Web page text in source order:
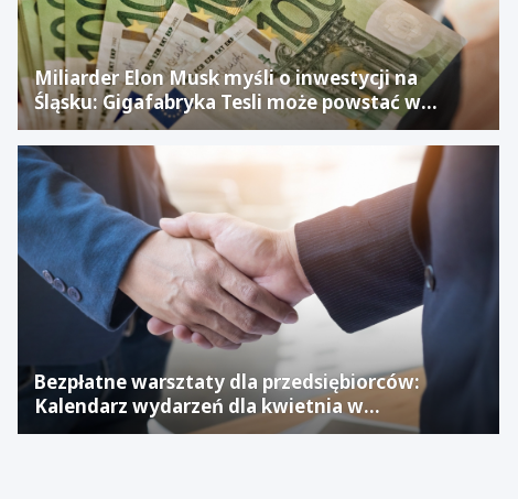
Miliarder Elon Musk myśli o inwestycji na
Śląsku: Gigafabryka Tesli może powstać w
mieście po upadłym projekcie Izerze
Bezpłatne warsztaty dla przedsiębiorców:
Kalendarz wydarzeń dla kwietnia w
Jaworznickim Laboratorium Biznesu